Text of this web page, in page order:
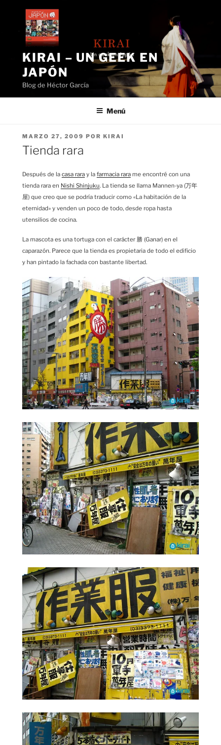
contenido
KIRAI – UN GEEK EN
JAPÓN
Blog de Héctor García
Menú
PUBLICADO
EL
MARZO 27, 2009 POR KIRAI
Tienda rara
Después de la casa rara y la farmacia rara me encontré con una
tienda rara en Nishi Shinjuku. La tienda se llama Mannen-ya (万年
屋) que creo que se podría traducir como «La habitación de la
eternidad» y venden un poco de todo, desde ropa hasta
utensilios de cocina.
La mascota es una tortuga con el carácter 勝 (Ganar) en el
caparazón. Parece que la tienda es propietaria de todo el edificio
y han pintado la fachada con bastante libertad.